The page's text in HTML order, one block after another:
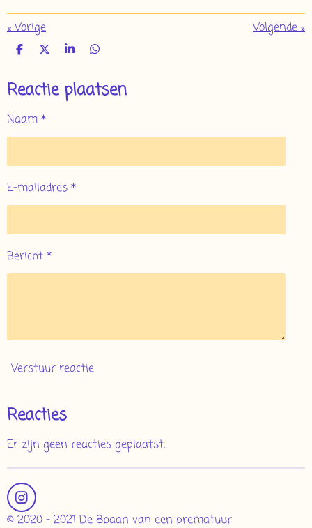
«Vorige Volgende»
D
e
n
D
l
S
r
e
D
e
n
Reactie plaatsen
Naam *
E-mailadres *
Bericht *
Verstuur reactie
Reacties
Er zijn geen reacties geplaatst.
I
n
© 2020 - 2021 De 8baan van een prematuur